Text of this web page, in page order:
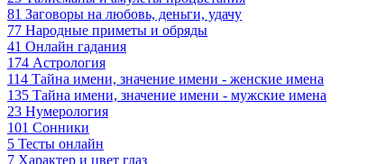
81 Заговоры на любовь, деньги, удачу
77 Народные приметы и обряды
41 Онлайн гадания
174 Астрология
114 Тайна имени, значение имени - женские имена
135 Тайна имени, значение имени - мужские имена
23 Нумерология
101 Сонники
5 Тесты онлайн
7 Характер и цвет глаз